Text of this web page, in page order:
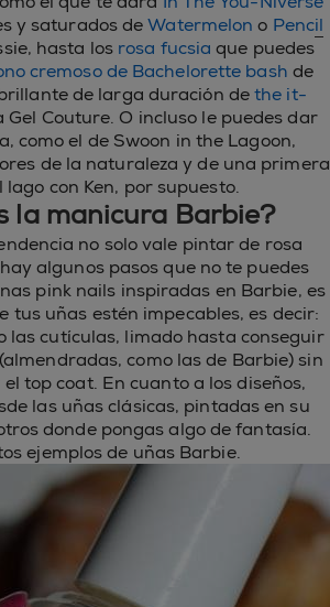
y saturados deWatermelon o Pencil
hasta los rosa fucsia que puedes
cremoso de Bachelorette bash de
de larga duración dethe it-
Gel Couture. O incluso le puedes dar
como el de Swoon in the Lagoon,
de la naturaleza y de una primera
lago con Ken, por supuesto.
la manicura Barbie?
no solo vale pintar de rosa
algunos pasos que no te puedes
pink nails inspiradas en Barbie, es
tus uñas estén impecables, es decir:
las cutículas, limado hasta conseguir
como las de Barbie) sin
top coat. En cuanto a los diseños,
las uñas clásicas, pintadas en su
donde pongas algo de fantasía.
ejemplos de uñas Barbie.